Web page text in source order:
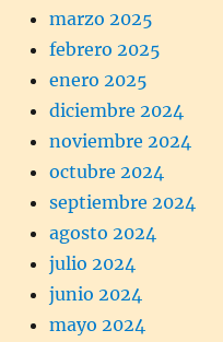
marzo 2025
febrero 2025
enero 2025
diciembre 2024
noviembre 2024
octubre 2024
septiembre 2024
agosto 2024
julio 2024
junio 2024
mayo 2024